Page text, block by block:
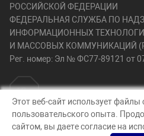
РОССИЙСКОЙ ФЕДЕРАЦИИ
ФЕДЕРАЛЬНАЯ СЛУЖБА ПО
ИНФОРМАЦИОННЫХ
И МАССОВЫХ КОММУНИКАЦИЙ
Рег. номер: Эл № ФС77-89121 от
© Знамя победы 64, 2026
Создание сайта — nopreset
Этот веб-сайт использует файлы
пользовательского опыта.
сайтом, вы даете согласие на